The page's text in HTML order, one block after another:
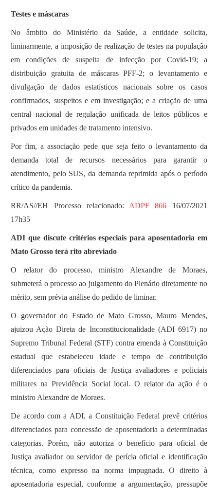
Testes e máscaras
No âmbito do Ministério da Saúde, a entidade solicita,
liminarmente, a imposição de realização de testes na população
em condições de suspeita de infecção por Covid-19; a
distribuição gratuita de máscaras PFF-2; o levantamento e
divulgação de dados estatísticos nacionais sobre os casos
confirmados, suspeitos e em investigação; e a criação de uma
central nacional de regulação unificada de leitos públicos e
privados em unidades de tratamento intensivo.
Por fim, a associação pede que seja feito o levantamento da
demanda total de recursos necessários para garantir o
atendimento, pelo SUS, da demanda reprimida após o período
crítico da pandemia.
RR/AS//EH Processo relacionado: ADPF 866 16/07/2021
17h35
ADI que discute critérios especiais para aposentadoria em
Mato Grosso terá rito abreviado
O relator do processo, ministro Alexandre de Moraes,
submeterá o processo ao julgamento do Plenário diretamente no
mérito, sem prévia análise do pedido de liminar.
O governador do Estado de Mato Grosso, Mauro Mendes,
ajuizou Ação Direta de Inconstitucionalidade (ADI 6917) no
Supremo Tribunal Federal (STF) contra emenda à Constituição
estadual que estabeleceu idade e tempo de contribuição
diferenciados para oficiais de Justiça avaliadores e policiais
militares na Previdência Social local. O relator da ação é o
ministro Alexandre de Moraes.
De acordo com a ADI, a Constituição Federal prevê critérios
diferenciados para concessão de aposentadoria a determinadas
categorias. Porém, não autoriza o benefício para oficial de
Justiça avaliador ou servidor de perícia oficial e identificação
técnica, como expresso na norma impugnada. O direito à
aposentadoria especial, conforme a argumentação, pressupõe